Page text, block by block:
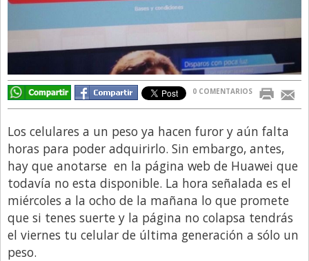
El Innovador
El Precio Que Yo Ví
Entrevista
Entrevista Exclusiva
Finanzas
Gastronomia
Internacionales
La Opinión del Director
Legales
Libro de Quejas
Medios
0 COMENTARIOS
Los celulares a un peso ya hacen furor y aún falta
horas para poder adquirirlo. Sin embargo, antes,
hay que anotarse en la página web de Huawei que
todavía no esta disponible. La hora señalada es el
miércoles a la ocho de la mañana lo que promete
que si tenes suerte y la página no colapsa tendrás
el viernes tu celular de última generación a sólo un
peso.